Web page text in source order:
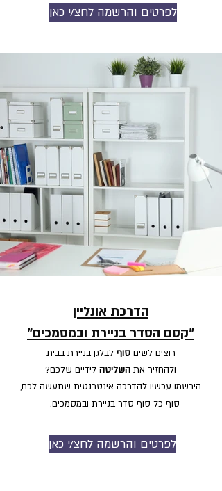
לפרטים והרשמה לחצ/י כאן
הדרכת אונליין
"קסם הסדר בניירת ובמסמכים"
רוצים לשיםסוף לבלגן בניירת בבית
ולהחזיר את השליטה לידיים שלכם?
הירשמו עכשיו להדרכה אינטרנטית שתעשה לכם,
סוף כל סוף סדר בניירת ובמסמכים.
לפרטים והרשמה לחצ/י כאן